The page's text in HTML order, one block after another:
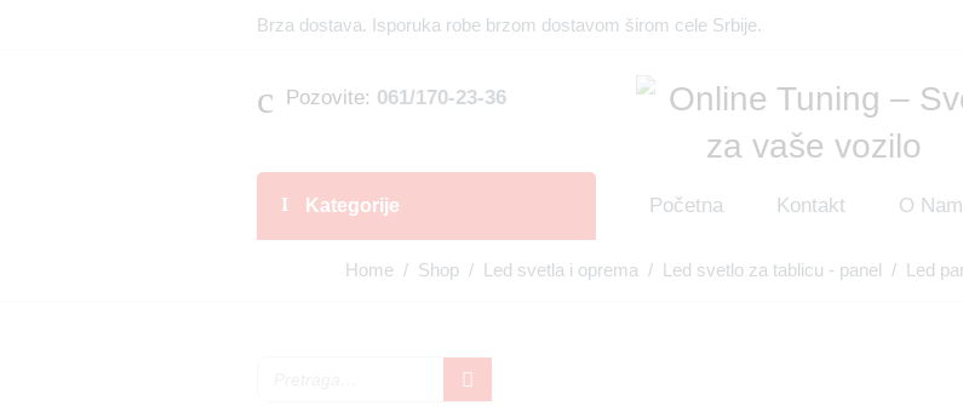
Brza dostava. Isporuka robe brzom dostavom širom cele Srbije.
Pozovite: 061/170-23-36
Kategorije Početna Kontakt O
Home / Shop / Led svetla i oprema / Led svetlo za tablicu - panel / Led